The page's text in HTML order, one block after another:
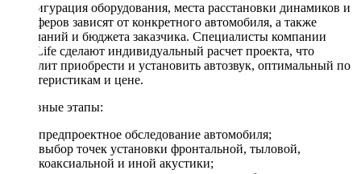
Конфигурация оборудования, места расстановки динамиков и
сабвуферов зависят от конкретного автомобиля, а также
пожеланий и бюджета заказчика. Специалисты компании
DriveLife сделают индивидуальный расчет проекта, что
позволит приобрести и установить автозвук, оптимальный по
характеристикам и цене.
Основные этапы:
предпроектное обследование автомобиля;
выбор точек установки фронтальной, тыловой,
коаксиальной и иной акустики;